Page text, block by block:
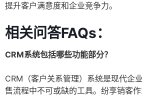
提升客户满意度和企业竞争力。
相关问答FAQs：
CRM系统包括哪些功能部分？
CRM（客户关系管理）系统是现代企
售流程中不可或缺的工具。纷享销客